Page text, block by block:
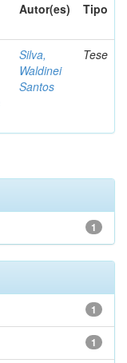
Autor(es) Tipo
Silva,
Waldinei
Santos
Tese
1
1
1